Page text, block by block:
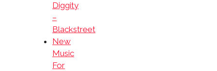
Diggity
–
Blackstreet
New
Music
For